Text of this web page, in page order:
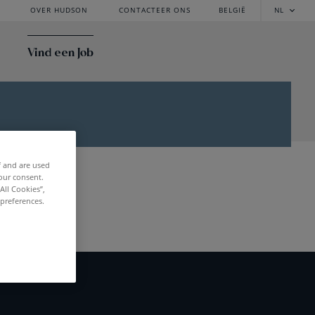
OVER HUDSON CONTACTEER ONS BELGIË NL
Vind een Job
are used
consent.
Cookies”,